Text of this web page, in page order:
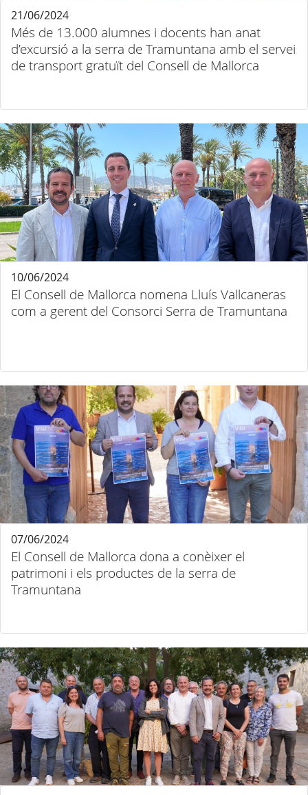
Més de 13.000 alumnes i docents han anat
d’excursió a la serra de Tramuntana amb el servei
de transport gratuït del Consell de Mallorca
21/06/2024
El Consell de Mallorca nomena Lluís Vallcaneras
com a gerent del Consorci Serra de Tramuntana
10/06/2024
El Consell de Mallorca dona a conèixer el
patrimoni i els productes de la serra de
Tramuntana
07/06/2024